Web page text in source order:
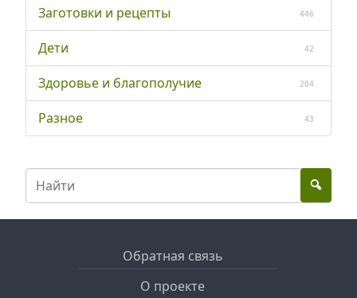
Заготовки и рецепты 446
Дети 42
Здоровье и благополучие 204
Разное 43
Обратная связь
О проекте